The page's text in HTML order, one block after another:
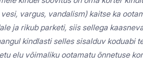
vargus, vandalism) kaitse ka
ja rikub parketi, siis sellega
kindlasti selles sisalduv koduabi
elu võimaliku ootamatu õnnetuse